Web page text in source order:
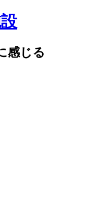
感じる